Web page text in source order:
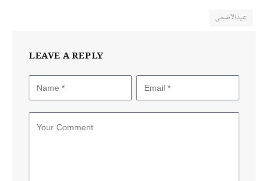
عیدالاضحی
LEAVE A REPLY